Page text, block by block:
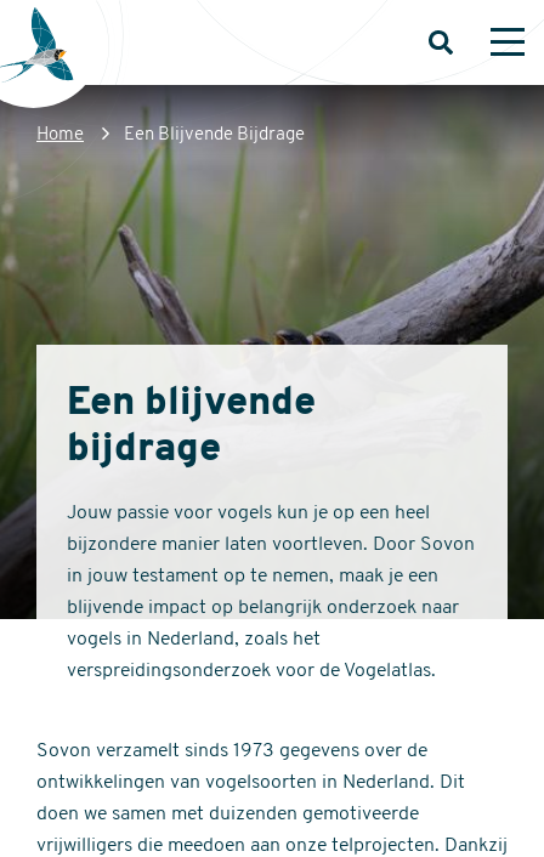
Overslaan
naar
de
inhoud
Homepage
Open
Kruimelpad
Home Een Blijvende Bijdrage
Een blijvende
bijdrage
Jouw passie voor vogels kun je op een heel
bijzondere manier laten voortleven. Door Sovon
in jouw testament op te nemen, maak je een
blijvende impact op belangrijk onderzoek naar
vogels in Nederland, zoals het
verspreidingsonderzoek voor de Vogelatlas.
Sovon verzamelt sinds 1973 gegevens over de
ontwikkelingen van vogelsoorten in Nederland. Dit
doen we samen met duizenden gemotiveerde
vrijwilligers die meedoen aan onze telprojecten. Dankzij